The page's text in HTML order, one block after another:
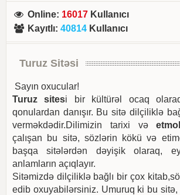
Online: 16017 Kullanıcı
Kayıtlı:40814 Kullanıcı
Turuz Sitəsi
Sayın oxucular!
Turuz sitesi bir kültürəl ocaq
qonulardan danışır. Bu sitə dilçiliklə
verməkdədir.Dilimizin tarixi və
çalışan bu sitə, sözlərin kökü və
başqa sitələrdən dəyişik olaraq,
anlamların açıqlayır.
Sitəmizdə dilçiliklə bağlı bir çox
edib oxuyabilərsiniz. Umuruq ki bu sitə,